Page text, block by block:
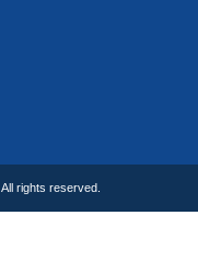
All rights reserved.